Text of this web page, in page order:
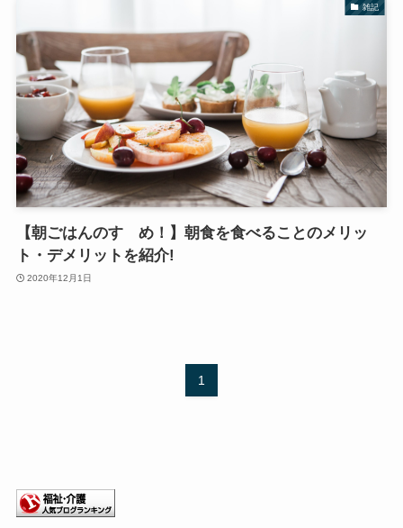
雑記
【朝ごはんのすゝめ！】朝食を食べることのメリッ
ト・デメリットを紹介!
2020年12月1日
1